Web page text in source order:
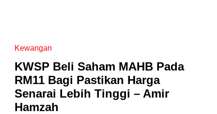
Kewangan
KWSP Beli Saham MAHB Pada
RM11 Bagi Pastikan Harga
Senarai Lebih Tinggi – Amir
Hamzah